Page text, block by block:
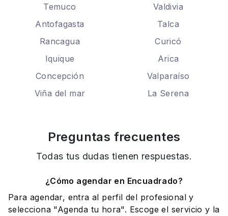
Temuco
Valdivia
Antofagasta
Talca
Rancagua
Curicó
Iquique
Arica
Concepción
Valparaíso
Viña del mar
La Serena
Preguntas frecuentes
Todas tus dudas tienen respuestas.
¿Cómo agendar en Encuadrado?
Para agendar, entra al perfil del profesional y
selecciona "Agenda tu hora". Escoge el servicio y la